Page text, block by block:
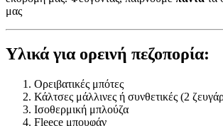
μας
Υλικά για ορεινή πεζοπορία:
Ορειβατικές μπότες
Κάλτσες μάλλινες ή συνθετικές (2
Ισοθερμική μπλούζα
Fleece μπουφάν